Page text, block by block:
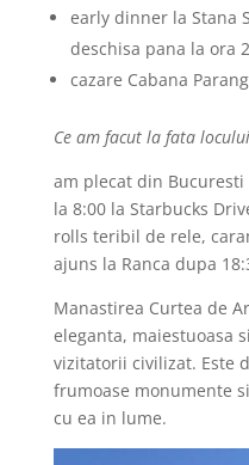
early dinner la Stana
deschisa pana la ora
cazare Cabana Parang
Ce am facut la fata
am plecat din Bucuresti
la 8:00 la Starbucks
rolls teribil de rele,
ajuns la Ranca dupa
Manastirea Curtea de
eleganta, maiestuoasa
vizitatorii civilizat. Este
frumoase monumente
cu ea in lume.